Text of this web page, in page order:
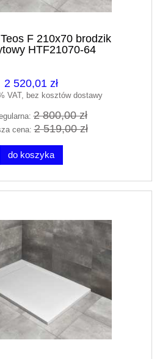
F 210x70 brodzik
HTF21070-64
2 520,01 zł
VAT, bez kosztów dostawy
2 800,00 zł
cena:2 519,00 zł
do koszyka